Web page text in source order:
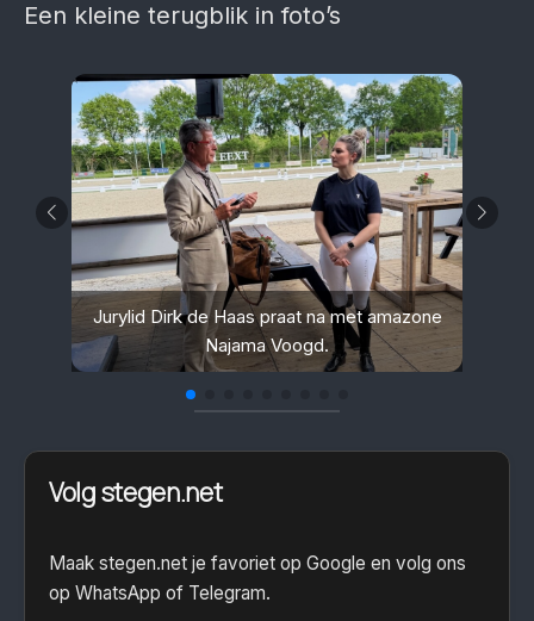
Een kleine terugblik in foto’s
Jurylid Dirk de Haas praat na met amazone
Najama Voogd.
Volg stegen.net
Maak stegen.net je favoriet op Google en volg ons
op WhatsApp of Telegram.